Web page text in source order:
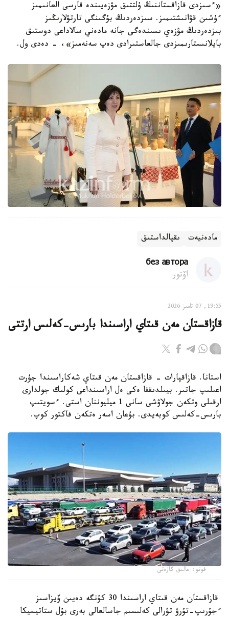
«ءسىزدى قازاقستاننىڭ ۇلتتىق مۋزەيىندە قارسى العانىمىز
ءۇشىن قۋانىشتىمىز. سىزدەردىڭ بۇگىنگى تارتۋلارىڭىز
بىزدەردىڭ مۋزەي ىسىندەگى جانە مادەني سالاداعى دوستىق
بايلانىستارىمىزدى جالعاستىرادى دەپ سەنەمىز»، - دەدى ول.
مادەنيەت ىقپالداستىق
без автора
اۆتور
19:55, 07 تامىز 2026
قازاقستان مەن قىتاي اراسىندا بارىس-كەلىس ارتتى
استانا. قازاقپارات - قازاقستان مەن قىتاي شەكاراسىندا جۇرت
اعىلىپ جاتىر. بيىلدىققا ەكى ەل اراسىنداعى كولىك جولدارى
ارقىلى وتكەن جولاۋشى سانى 1 ميليوننان استى. ءسويتىپ
بارىس-كەلىس كوبەيدى. بۇعان اسەر ەتكەن فاكتور كوپ.
فوتو: حالىق گازەتى
قازاقستان مەن قىتاي اراسىندا 30 كۇنگە دەيىن ۆيزاسىز
ءجۇرىپ-تۇرۋ تۋرالى كەلىسىم جاسالعالى بەرى بۇل ستاتيسيكا